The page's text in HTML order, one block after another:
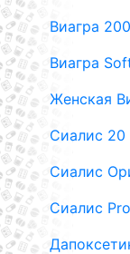
Виагра
Виагра
Женская
Сиалис 20
Сиалис
Сиалис